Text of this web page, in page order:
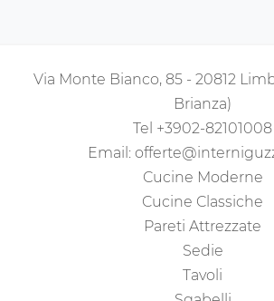
Via Monte Bianco, 85 - 20812
Brianza)
Tel +3902-82101008
Email:
Cucine Moderne
Cucine Classiche
Pareti Attrezzate
Sedie
Tavoli